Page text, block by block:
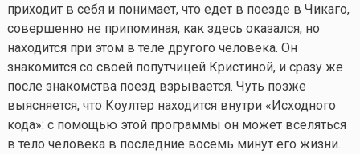
приходит в себя и понимает, что едет в поезде в Чикаго,
совершенно не припоминая, как здесь оказался, но
находится при этом в теле другого человека. Он
знакомится со своей попутчицей Кристиной, и сразу же
после знакомства поезд взрывается. Чуть позже
выясняется, что Коултер находится внутри «Исходного
кода»: с помощью этой программы он может вселяться
в тело человека в последние восемь минут его жизни.